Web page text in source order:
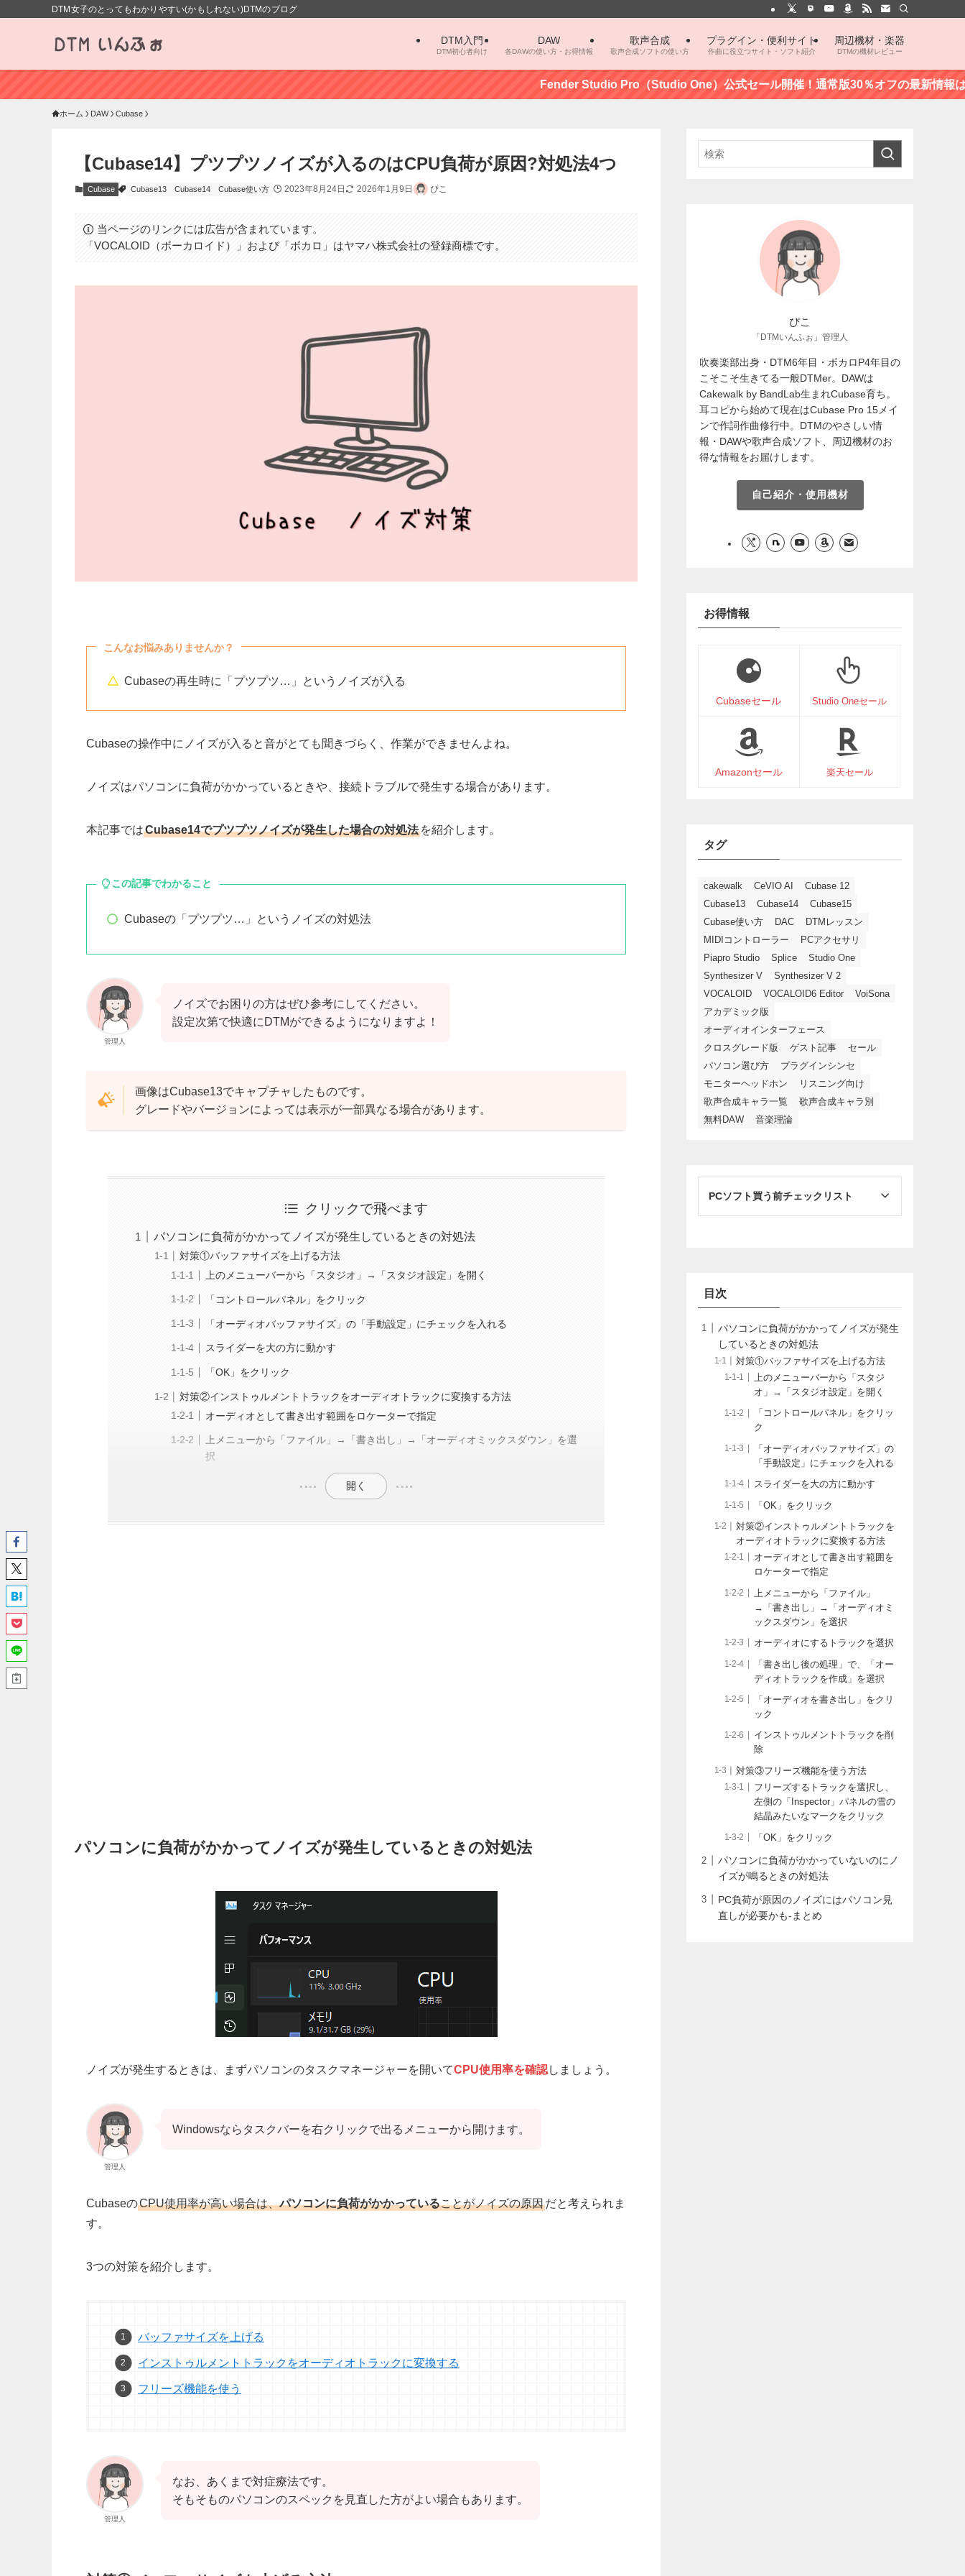
DTM女子のとってもわかりやすい(かもしれない)DTMのブログ
DTM入門
DTM初心者向け
DAW
各DAWの使い方・お得情報
歌声合成
歌声合成ソフトの使い方
プラグイン・便利サイト
作曲に役立つサイト・ソフト紹介
周辺機材・楽器
DTMの機材レビュー
Fender Studio Pro（Studio One）公式セール開催！通常版30％オフの最新情報はこちら
ホーム DAW Cubase
【Cubase14】プツプツノイズが入るのはCPU負荷が原因?対処法4つ
Cubase Cubase13 Cubase14 Cubase使い方 2023年8月24日 2026年1月9日 ぴこ
当ページのリンクには広告が含まれています。
「VOCALOID（ボーカロイド）」および「ボカロ」はヤマハ株式会社の登録商標です。
こんなお悩みありませんか？
Cubaseの再生時に「プツプツ…」というノイズが入る
Cubaseの操作中にノイズが入ると音がとても聞きづらく、作業ができませんよね。
ノイズはパソコンに負荷がかかっているときや、 接続トラブルで発生する場合があります。
本記事ではCubase14でプツプツノイズが発生した場合の対処法 を紹介します。
この記事でわかること
Cubaseの「プツプツ…」というノイズの対処法
管理人
ノイズでお困りの方はぜひ参考にしてください。
設定次第で快適にDTMができるようになりますよ！
画像はCubase13でキャプチャしたものです。
グレードやバージョンによっては表示が一部異なる場合があります。
クリックで飛べます
パソコンに負荷がかかってノイズが発生しているときの対処法
対策①バッファサイズを上げる方法
上のメニューバーから「スタジオ」→「スタジオ設定」を開く
「コントロールパネル」をクリック
「オーディオバッファサイズ」の「手動設定」にチェックを入れる
スライダーを大の方に動かす
「OK」をクリック
対策②インストゥルメントトラックをオーディオトラックに変換する方法
オーディオとして書き出す範囲をロケーターで指定
上メニューから「ファイル」→「書き出し」→「オーディオミックスダウン」を選
択
開く
パソコンに負荷がかかってノイズが発生しているときの対処法
ノイズが発生するときは、まずパソコンのタスクマネージャーを開いてCPU使用率を確認しましょう。
管理人
Windowsならタスクバーを右クリックで出るメニューから開けます。
CubaseのCPU使用率が高い場合は、パソコンに負荷がかかっていることがノイズの原因だと考えられま
す。
3つの対策を紹介します。
バッファサイズを上げる
インストゥルメントトラックをオーディオトラックに変換する
フリーズ機能を使う
管理人
なお、あくまで対症療法です。
そもそものパソコンのスペックを見直した方がよい場合もあります。
ぴこ
「DTMいんふぉ」管理人
吹奏楽部出身・DTM6年目・ボカロP4年目の
こそこそ生きてる一般DTMer。DAWは
Cakewalk by BandLab生まれCubase育ち。
耳コピから始めて現在はCubase Pro 15メイ
ンで作詞作曲修行中。DTMのやさしい情
報・DAWや歌声合成ソフト、周辺機材のお
得な情報をお届けします。
自己紹介・使用機材
お得情報
Cubaseセール Studio Oneセール
Amazonセール 楽天セール
タグ
cakewalk CeVIO AI
Cubase 12
Cubase13
Cubase14
Cubase15
Cubase使い方
DAC
DTMレッスン
MIDIコントローラー
PCアクセサリ
Piapro Studio
Splice
Studio One
Synthesizer V
Synthesizer V 2
VOCALOID
VOCALOID6 Editor
VoiSona
アカデミック版
オーディオインターフェース
クロスグレード版
ゲスト記事
セール
パソコン選び方
プラグインシンセ
モニターヘッドホン
リスニング向け
歌声合成キャラ一覧
歌声合成キャラ別
無料DAW
音楽理論
PCソフト買う前チェックリスト
目次
パソコンに負荷がかかってノイズが発生
しているときの対処法
対策①バッファサイズを上げる方法
上のメニューバーから「スタジ
オ」→「スタジオ設定」を開く
「コントロールパネル」をクリッ
ク
「オーディオバッファサイズ」の
「手動設定」にチェックを入れる
スライダーを大の方に動かす
「OK」をクリック
対策②インストゥルメントトラックを
オーディオトラックに変換する方法
オーディオとして書き出す範囲を
ロケーターで指定
上メニューから「ファイル」
→「書き出し」→「オーディオミ
ックスダウン」を選択
オーディオにするトラックを選択
「書き出し後の処理」で、「オー
ディオトラックを作成」を選択
「オーディオを書き出し」をクリ
ック
インストゥルメントトラックを削
除
対策③フリーズ機能を使う方法
フリーズするトラックを選択し、
左側の「Inspector」パネルの雪の
結晶みたいなマークをクリック
「OK」をクリック
パソコンに負荷がかかっていないのにノ
イズが鳴るときの対処法
PC負荷が原因のノイズにはパソコン見
直しが必要かも-まとめ